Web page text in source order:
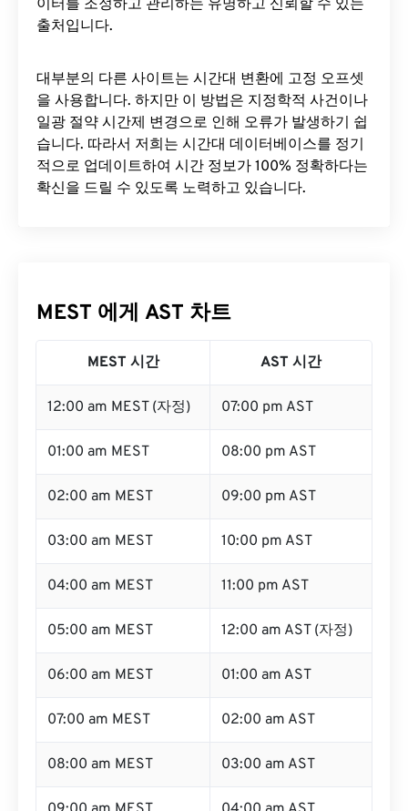
이터를 조정하고 관리하는 유명하고 신뢰할 수 있는
출처입니다.
대부분의 다른 사이트는 시간대 변환에 ​​고정 오프셋
을 사용합니다. 하지만 이 방법은 지정학적 사건이나
일광 절약 시간제 변경으로 인해 오류가 발생하기 쉽
습니다. 따라서 저희는 시간대 데이터베이스를 정기
적으로 업데이트하여 시간 정보가 100% 정확하다는
확신을 드릴 수 있도록 노력하고 있습니다.
MEST 에게 AST 차트
MEST 시간 AST 시간
12:00 am MEST (자정) 07:00 pm AST
01:00 am MEST 08:00 pm AST
02:00 am MEST 09:00 pm AST
03:00 am MEST 10:00 pm AST
04:00 am MEST 11:00 pm AST
05:00 am MEST 12:00 am AST (자정)
06:00 am MEST 01:00 am AST
07:00 am MEST 02:00 am AST
08:00 am MEST 03:00 am AST